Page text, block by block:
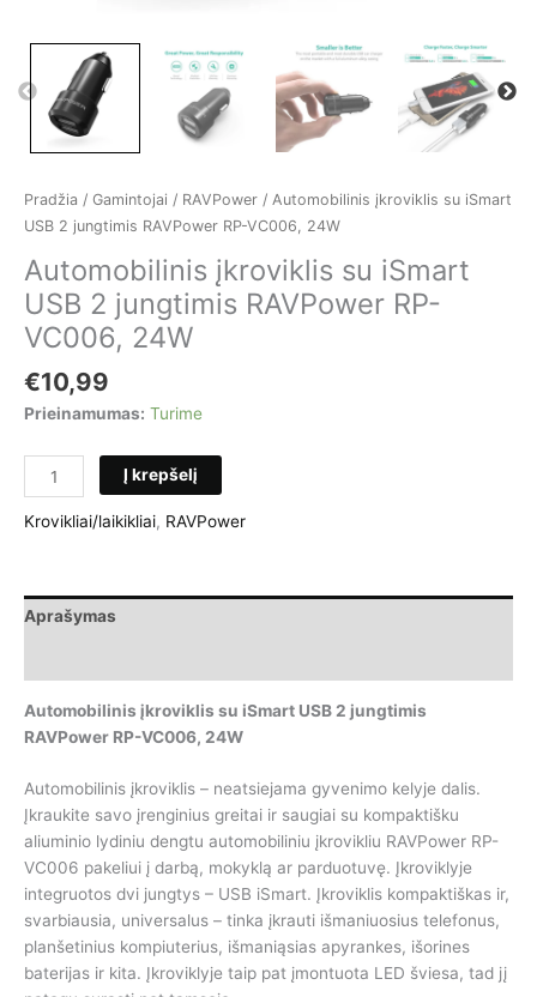
Pradžia / Gamintojai / RAVPower / Automobilinis įkroviklis su iSmart
USB 2 jungtimis RAVPower RP-VC006, 24W
Automobilinis įkroviklis su iSmart
USB 2 jungtimis RAVPower RP-
VC006, 24W
€10,99
Prieinamumas: Turime
produkto
kiekis:
Automobilinis
iSmart
USB
jungtimis
RAVPower
RP-
24W
Į krepšelį
Krovikliai/laikikliai, RAVPower
Aprašymas
Automobilinis įkroviklis su iSmart USB 2 jungtimis
RAVPower RP-VC006, 24W
Automobilinis įkroviklis – neatsiejama gyvenimo kelyje dalis.
Įkraukite savo įrenginius greitai ir saugiai su kompaktišku
aliuminio lydiniu dengtu automobiliniu įkrovikliu RAVPower RP-
VC006 pakeliui į darbą, mokyklą ar parduotuvę. Įkroviklyje
integruotos dvi jungtys – USB iSmart. Įkroviklis kompaktiškas ir,
svarbiausia, universalus – tinka įkrauti išmaniuosius telefonus,
planšetinius kompiuterius, išmaniąsias apyrankes, išorines
baterijas ir kita. Įkroviklyje taip pat įmontuota LED šviesa, tad jį